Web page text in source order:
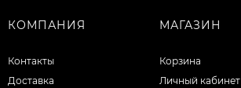
КОМПАНИЯ
Контакты
Доставка
МАГАЗИН
Корзина
Личный кабинет